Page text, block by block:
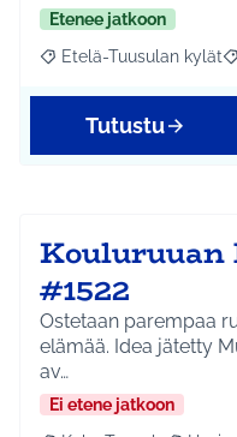
Etenee jatkoon
Rajaa tulokset aihepiirin
Etelä-Tuusulan kylät
Tutustu
#1522
Ostetaan parempaa
elämää. Idea jätetty Murupuiston ja Kaffepaussin
av…
Ei etene jatkoon